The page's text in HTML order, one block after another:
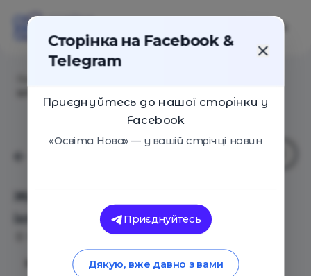
Життя в Юрський період:
іхтіозаври
09 Листопада 2019 1851
Мрієте знайти машину часу та дізнатися,
Сторінка на Facebook &
Telegram
Приєднуйтесь до нашої сторінки у
Facebook
«Освіта Нова» — у вашій стрічці новин
Приєднуйтесь
Дякую, вже давно з вами